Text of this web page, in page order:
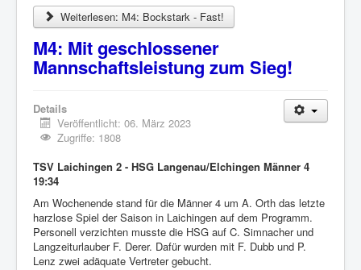
Weiterlesen: M4: Bockstark - Fast!
M4: Mit geschlossener
Mannschaftsleistung zum Sieg!
Details
Veröffentlicht: 06. März 2023
Zugriffe: 1808
TSV Laichingen 2 - HSG Langenau/Elchingen Männer 4
19:34
Am Wochenende stand für die Männer 4 um A. Orth das letzte
harzlose Spiel der Saison in Laichingen auf dem Programm.
Personell verzichten musste die HSG auf C. Simnacher und
Langzeiturlauber F. Derer. Dafür wurden mit F. Dubb und P.
Lenz zwei adäquate Vertreter gebucht.